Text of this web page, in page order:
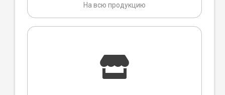
На всю продукцию